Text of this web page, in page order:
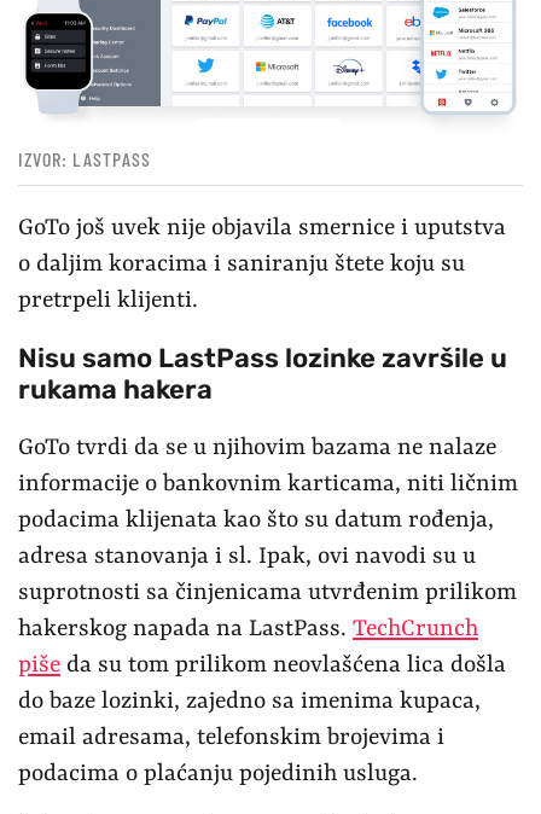
IZVOR: LASTPASS
GoTo još uvek nije objavila smernice i uputstva
o daljim koracima i saniranju štete koju su
pretrpeli klijenti.
Nisu samo LastPass lozinke završile u
rukama hakera
GoTo tvrdi da se u njihovim bazama ne nalaze
informacije o bankovnim karticama, niti ličnim
podacima klijenata kao što su datum rođenja,
adresa stanovanja i sl. Ipak, ovi navodi su u
suprotnosti sa činjenicama utvrđenim prilikom
hakerskog napada na LastPass. TechCrunch
piše da su tom prilikom neovlašćena lica došla
do baze lozinki, zajedno sa imenima kupaca,
email adresama, telefonskim brojevima i
podacima o plaćanju pojedinih usluga.